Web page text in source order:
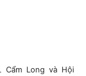
Cẩm Long và Hội